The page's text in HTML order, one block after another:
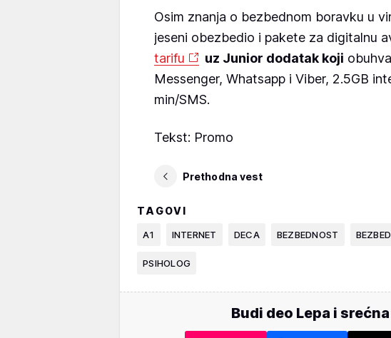
Osim znanja o bezbednom boravku u
jeseni obezbedio i pakete za digitalnu
tarifu
uz Junior dodatak koji
Messenger, Whatsapp i Viber, 2.5GB
min/SMS.
Tekst: Promo
Prethodna vest
TAGOVI
A1 INTERNET DECA BEZBEDNOST
PSIHOLOG
Budi deo Lepa i